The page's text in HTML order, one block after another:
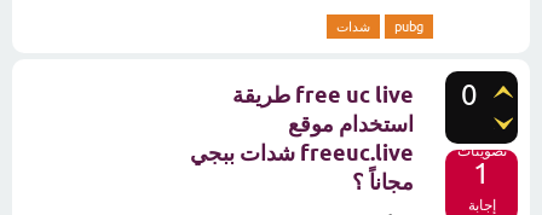
pubg شدات
0
تصويتات
1
إجابة
free uc live طريقة
استخدام موقع
freeuc.live شدات ببجي
مجاناً ؟